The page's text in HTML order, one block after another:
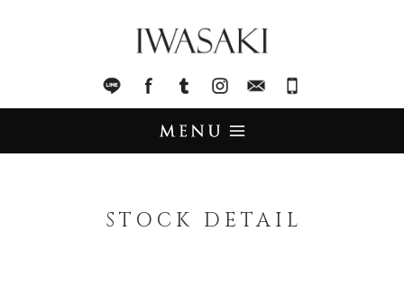
LINE facebook Tumblr InstagramMail
STOCK DETAIL